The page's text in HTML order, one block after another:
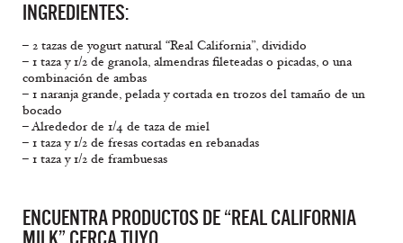
INGREDIENTES:
– 2 tazas de yogurt natural “Real California”, dividido
– 1 taza y 1/2 de granola, almendras fileteadas o picadas, o una
combinación de ambas
– 1 naranja grande, pelada y cortada en trozos del tamaño de un
bocado
– Alrededor de 1/4 de taza de miel
– 1 taza y 1/2 de fresas cortadas en rebanadas
– 1 taza y 1/2 de frambuesas
ENCUENTRA PRODUCTOS DE “REAL CALIFORNIA